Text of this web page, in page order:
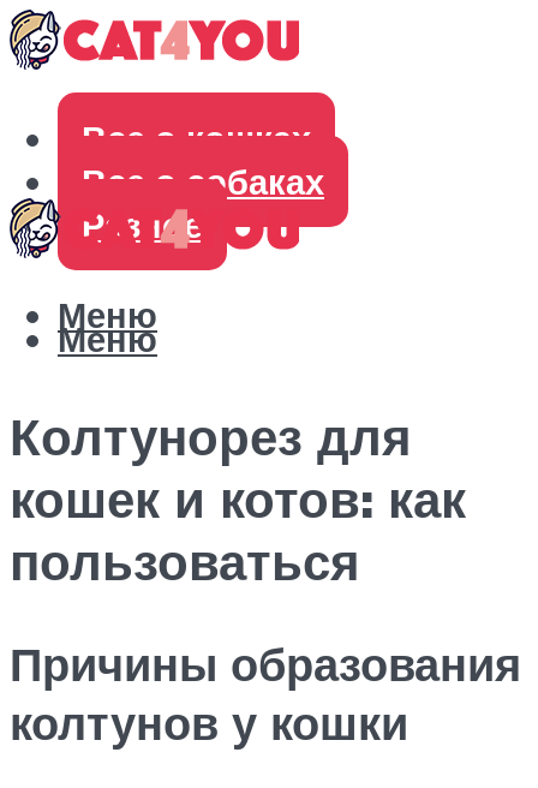
Все о кошках
Все о собаках
Разное
Меню
Меню
Колтунорез для
кошек и котов: как
пользоваться
Причины образования
колтунов у кошки